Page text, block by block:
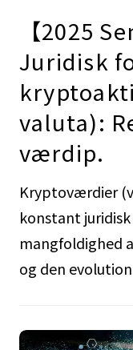
【2025
Juridisk
valuta):
værdip.
Kryptoværdier
konstant
mangfoldighed
og den